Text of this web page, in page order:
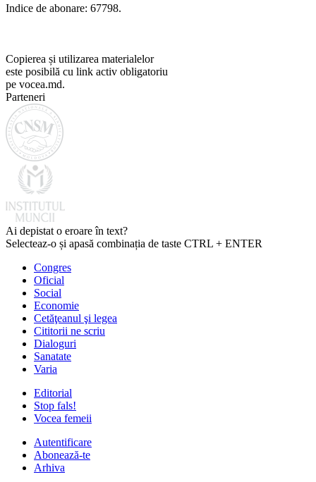
Indice de abonare: 67798.
Copierea și utilizarea materialelor
este posibilă cu link activ obligatoriu
pe vocea.md.
Parteneri
Ai depistat o eroare în text?
Selecteaz-o și apasă combinația de taste CTRL + ENTER
Congres
Oficial
Social
Economie
Cetăţeanul şi legea
Cititorii ne scriu
Dialoguri
Sanatate
Varia
Editorial
Stop fals!
Vocea femeii
Autentificare
Abonează-te
Arhiva